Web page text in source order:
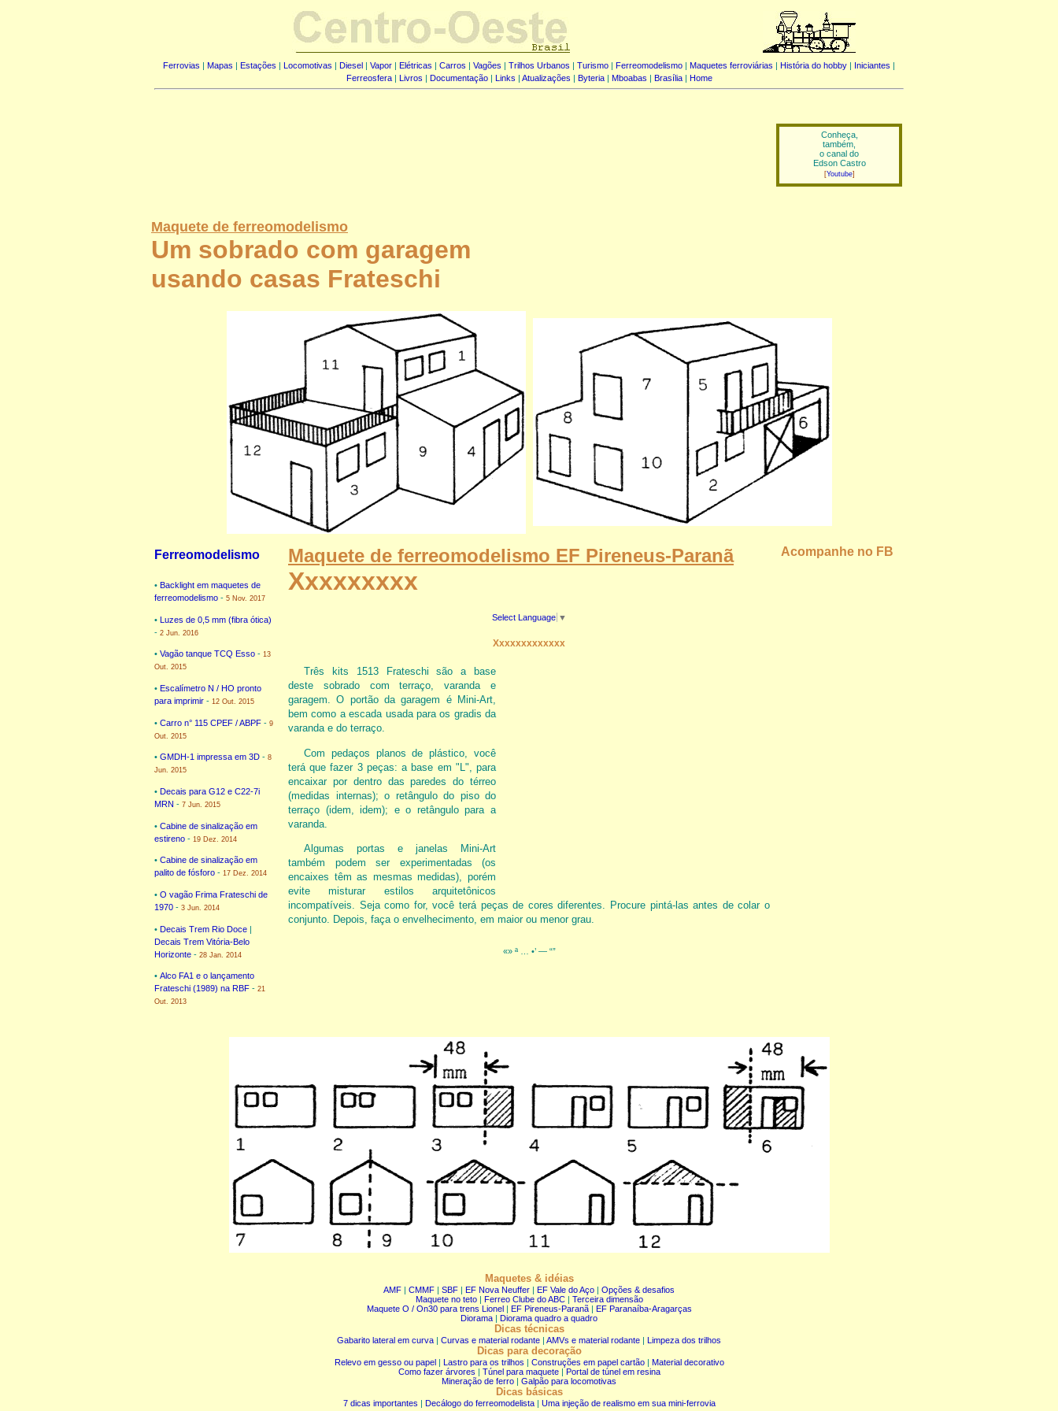
Ferrovias | Mapas | Estações | Locomotivas | Diesel | Vapor | Elétricas | Carros | Vagões | Trilhos Urbanos | Turismo | Ferreomodelismo | Maquetes ferroviárias | História do hobby | Iniciantes |
Ferreosfera| Livros | Documentação| Links | Atualizações | Byteria| Mboabas | Brasília| Home
Conheça,
também,
o canal do
Edson Castro
[Youtube]
Maquete de ferreomodelismo
Um sobrado com garagem
usando casas Frateschi
Ferreomodelismo
• Backlight em maquetes de
ferreomodelismo - 5 Nov. 2017
• Luzes de 0,5 mm (fibra ótica)
- 2 Jun. 2016
• Vagão tanque TCQ Esso - 13
Out. 2015
• Escalímetro N / HO pronto
para imprimir - 12 Out. 2015
• Carro n° 115 CPEF / ABPF - 9
Out. 2015
• GMDH-1 impressa em 3D - 8
Jun. 2015
• Decais para G12 e C22-7i
MRN - 7 Jun. 2015
• Cabine de sinalização em
estireno - 19 Dez. 2014
• Cabine de sinalização em
palito de fósforo - 17 Dez. 2014
• O vagão Frima Frateschi de
1970 - 3 Jun. 2014
• Decais Trem Rio Doce |
Decais Trem Vitória-Belo
Horizonte - 28 Jan. 2014
• Alco FA1 e o lançamento
Frateschi (1989) na RBF - 21
Out. 2013
Maquete de ferreomodelismo EF Pireneus-Paranã
Xxxxxxxxx
Select Language ▼
Xxxxxxxxxxxxx
Três kits 1513 Frateschi são a base
deste sobrado com terraço, varanda e
garagem. O portão da garagem é Mini-Art,
bem como a escada usada para os gradis da
varanda e do terraço.
Com pedaços planos de plástico, você
terá que fazer 3 peças: a base em "L", para
encaixar por dentro das paredes do térreo
(medidas internas); o retângulo do piso do
terraço (idem, idem); e o retângulo para a
varanda.
Algumas portas e janelas Mini-Art
também podem ser experimentadas (os
encaixes têm as mesmas medidas), porém
evite misturar estilos arquitetônicos
incompatíveis. Seja como for, você terá peças de cores diferentes. Procure pintá-las antes de colar o
conjunto. Depois, faça o envelhecimento, em maior ou menor grau.
«» ª … •’ — “”
Acompanhe no FB
Maquetes & idéias
AMF | CMMF | SBF | EF Nova Neuffer | EF Vale do Aço | Opções & desafios
Maquete no teto| Ferreo Clube do ABC| Terceira dimensão
Maquete O / On30 para trens Lionel| EF Pireneus-Paranã| EF Paranaíba-Aragarças
Diorama | Diorama quadro a quadro
Dicas técnicas
Gabarito lateral em curva | Curvas e material rodante | AMVs e material rodante | Limpeza dos trilhos
Dicas para decoração
Relevo em gesso ou papel| Lastro para os trilhos | Construções em papel cartão| Material decorativo
Como fazer árvores | Túnel para maquete| Portal de túnel em resina
Mineração de ferro | Galpão para locomotivas
Dicas básicas
7 dicas importantes | Decálogo do ferreomodelista| Uma injeção de realismo em sua mini-ferrovia